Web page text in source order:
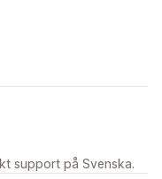
support på Svenska.